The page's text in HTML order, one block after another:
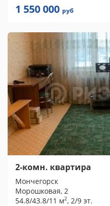
1 550 000 руб
2-комн. квартира
Мончегорск
Морошковая, 2
54.8/43.8/11 м2, 2/9 эт.